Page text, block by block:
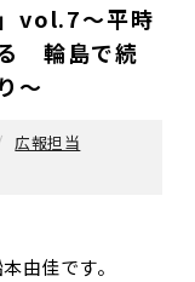
vol.7～平時
輪島で続
〜
広報担当
由佳です。